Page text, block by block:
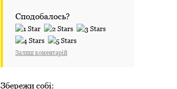
Сподобалось?
Залиш коментарій
Збережи собі: